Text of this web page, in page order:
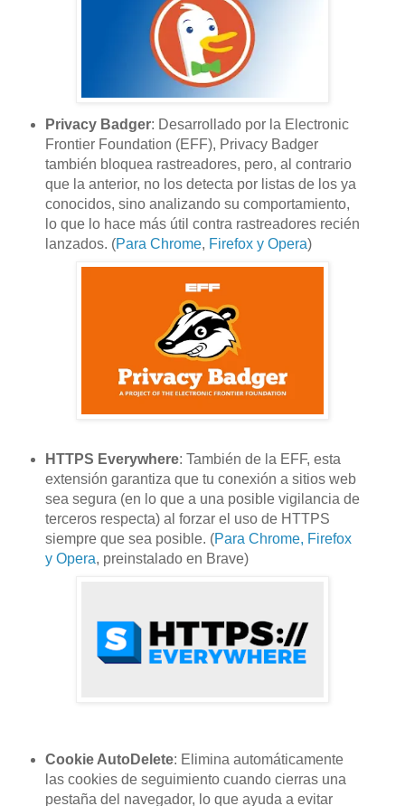
Privacy Badger: Desarrollado por la Electronic
Frontier Foundation (EFF), Privacy Badger
también bloquea rastreadores, pero, al contrario
que la anterior, no los detecta por listas de los ya
conocidos, sino analizando su comportamiento,
lo que lo hace más útil contra rastreadores recién
lanzados. (Para Chrome, Firefox y Opera)
HTTPS Everywhere: También de la EFF, esta
extensión garantiza que tu conexión a sitios web
sea segura (en lo que a una posible vigilancia de
terceros respecta) al forzar el uso de HTTPS
siempre que sea posible. (Para Chrome, Firefox
y Opera, preinstalado en Brave)
Cookie AutoDelete: Elimina automáticamente
las cookies de seguimiento cuando cierras una
pestaña del navegador, lo que ayuda a evitar